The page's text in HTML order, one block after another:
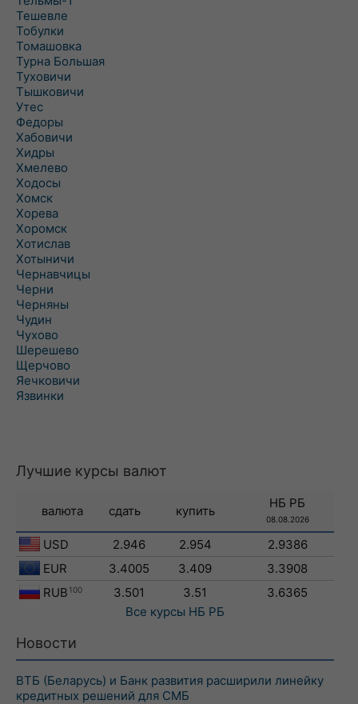
Тешевле
Тобулки
Томашовка
Турна Большая
Туховичи
Тышковичи
Утес
Федоры
Хабовичи
Хидры
Хмелево
Ходосы
Хомск
Хорева
Хоромск
Хотислав
Хотыничи
Чернавчицы
Черни
Черняны
Чудин
Чухово
Шерешево
Щерчово
Яечковичи
Язвинки
Лучшие курсы валют
валюта сдать купить
НБ РБ
08.08.2026
USD 2.946 2.954
2.9386
EUR
3.4005 3.409
3.3908
RUB 100 3.501 3.51
3.6365
Все курсы НБ РБ
Новости
ВТБ (Беларусь) и Банк развития расширили линейку
кредитных решений для СМБ